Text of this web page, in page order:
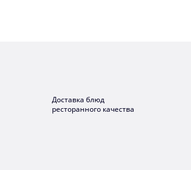
Доставка блюд
ресторанного качества